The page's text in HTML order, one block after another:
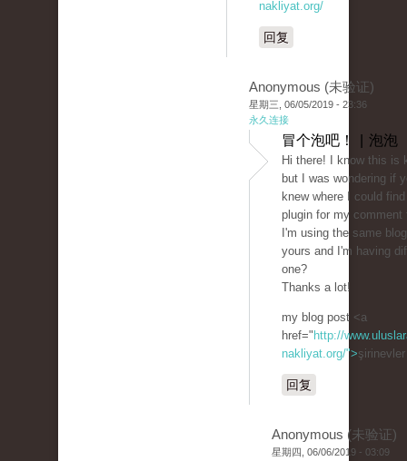
nakliyat.org/
回复
Anonymous (未验证)
星期三, 06/05/2019 - 23:36
永久连接
冒个泡吧！ | 泡泡
Hi there! I know this is
but I was wondering if
knew where I could
plugin for my comment
I'm using the same
yours and I'm having
one?
Thanks a lot!
my blog post <a
href=" http://
nakliyat.org/">
回复
Anonymous (未验证)
星期四, 06/06/2019 - 03:09